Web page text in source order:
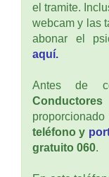
el tramite.
webcam y las
abonar el
aquí.
Antes de
Conductores
teléfono y
gratuito 060.